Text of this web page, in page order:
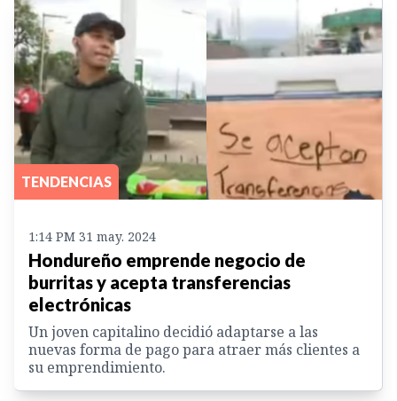
TENDENCIAS
1:14 PM 31 may. 2024
Hondureño emprende negocio de
burritas y acepta transferencias
electrónicas
Un joven capitalino decidió adaptarse a las
nuevas forma de pago para atraer más clientes a
su emprendimiento.